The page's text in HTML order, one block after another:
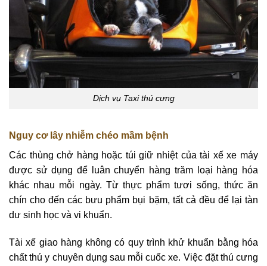
Dịch vụ Taxi thú cưng
Nguy cơ lây nhiễm chéo mầm bệnh
Các thùng chở hàng hoặc túi giữ nhiệt của tài xế xe máy
được sử dụng để luân chuyển hàng trăm loại hàng hóa
khác nhau mỗi ngày. Từ thực phẩm tươi sống, thức ăn
chín cho đến các bưu phẩm bụi bặm, tất cả đều để lại tàn
dư sinh học và vi khuẩn.
Tài xế giao hàng không có quy trình khử khuẩn bằng hóa
chất thú y chuyên dụng sau mỗi cuốc xe. Việc đặt thú cưng